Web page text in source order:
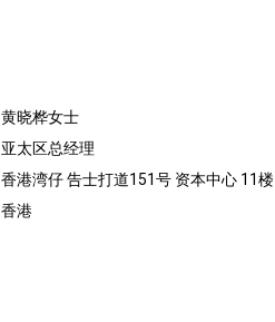
黄晓桦女士
亚太区总经理
香港湾仔 告士打道151号 资本中心 11楼
香港